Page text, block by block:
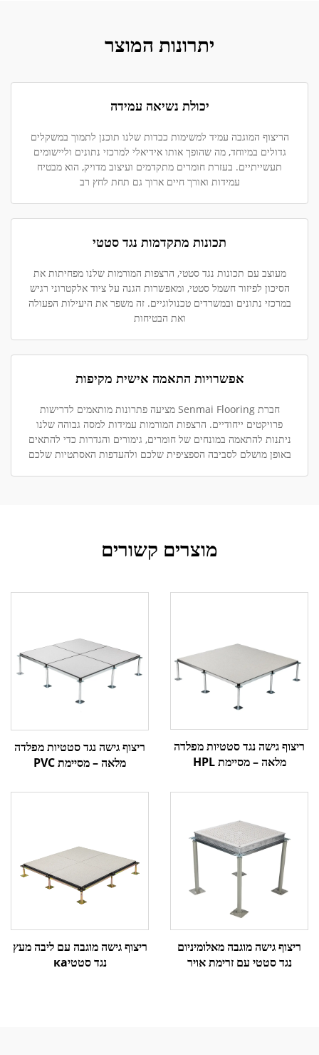
יתרונות המוצר
יכולת נשיאה עמידה
הריצוף המוגבה עמיד למשימות כבדות שלנו תוכנן לתמוך במשקלים
גדולים במיוחד, מה שהופך אותו אידיאלי למרכזי נתונים וליישומים
תעשייתיים. בעזרת חומרים מתקדמים ועיצוב מדויק, הוא מבטיח
עמידות ואורך חיים ארוך גם תחת לחץ רב
תכונות מתקדמות נגד סטטי
מעוצב עם תכונות נגד סטטי, הרצפות המורמות שלנו מפחיתות את
הסיכון לפיזור חשמל סטטי, ומאפשרות הגנה על ציוד אלקטרוני רגיש
במרכזי נתונים ובמשרדים טכנולוגיים. זה משפר את היעילות הפעולה
ואת הבטיחות
אפשרויות התאמה אישית מקיפות
חברת Senmai Flooring מציעה פתרונות מותאמים לדרישות
פרויקטים ייחודיים. הרצפות המורמות עמידות למסה גבוהה שלנו
ניתנות להתאמה במונחים של חומרים, גימורים והגדרות כדי להתאים
באופן מושלם לסביבה הספציפית שלכם ולהעדפות האסתטיות שלכם
מוצרים קשורים
ריצוף גישה נגד סטטיות מפלדה
מלאה – מסיימת HPL
ריצוף גישה נגד סטטיות מפלדה
מלאה – מסיימת PVC
ריצוף גישה מוגבה מאלומיניום
נגד סטטי עם זרימת אויר
ריצוף גישה מוגבה עם ליבה מעץ
נגד סטטיка